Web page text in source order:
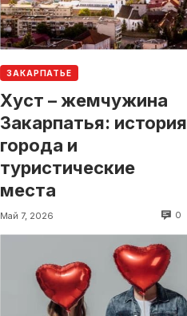
ЗАКАРПАТЬЕ
Хуст – жемчужина
Закарпатья: история
города и
туристические
места
Май 7, 2026 0